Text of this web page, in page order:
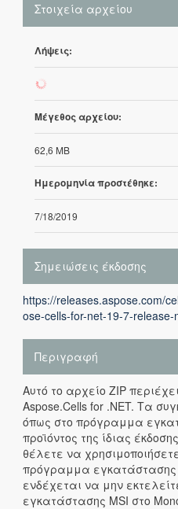
Στοιχεία αρχείου
Λήψεις:
139
Μέγεθος αρχείου:
62,6 MB
Ημερομηνία προστέθηκε:
7/18/2019
Σημειώσεις έκδοσης
https://releases.aspose.com/
ose-cells-for-net-19-7-release-
Περιγραφή
Αυτό το αρχείο ZIP
Aspose.Cells for .NET. Τα
όπως στο πρόγραμμα
προϊόντος της ίδιας
θέλετε να
πρόγραμμα
ενδέχεται να μην
εγκατάστασης MSI στο